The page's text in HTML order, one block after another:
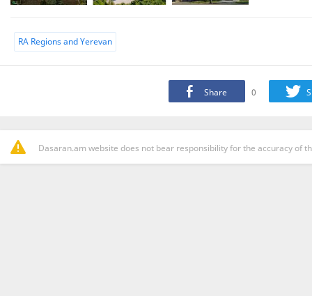
RA Regions and Yerevan
Share 0
Dasaran.am website does not bear responsibility for the accuracy of